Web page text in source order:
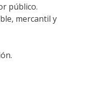
público.
mercantil y